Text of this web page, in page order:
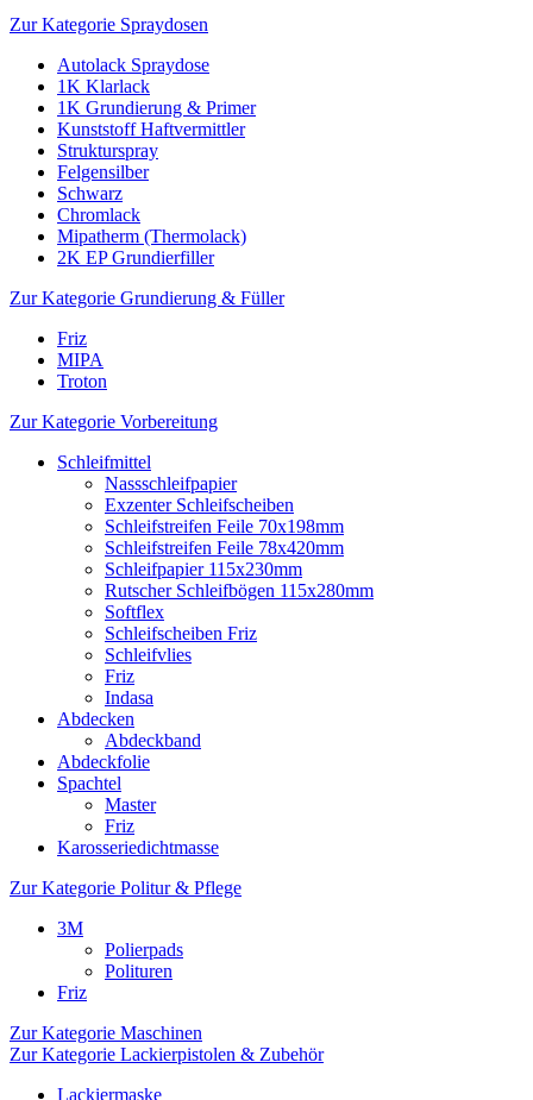
Zur Kategorie Spraydosen
Autolack Spraydose
1K Klarlack
1K Grundierung & Primer
Kunststoff Haftvermittler
Strukturspray
Felgensilber
Schwarz
Chromlack
Mipatherm (Thermolack)
2K EP Grundierfiller
Zur Kategorie Grundierung & Füller
Friz
MIPA
Troton
Zur Kategorie Vorbereitung
Schleifmittel
Nassschleifpapier
Exzenter Schleifscheiben
Schleifstreifen Feile 70x198mm
Schleifstreifen Feile 78x420mm
Schleifpapier 115x230mm
Rutscher Schleifbögen 115x280mm
Softflex
Schleifscheiben Friz
Schleifvlies
Friz
Indasa
Abdecken
Abdeckband
Abdeckfolie
Spachtel
Master
Friz
Karosseriedichtmasse
Zur Kategorie Politur & Pflege
3M
Polierpads
Polituren
Friz
Zur Kategorie Maschinen
Zur Kategorie Lackierpistolen & Zubehör
Lackiermaske